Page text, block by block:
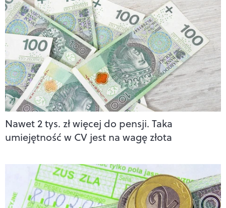
Nawet 2 tys. zł więcej do pensji. Taka
umiejętność w CV jest na wagę złota